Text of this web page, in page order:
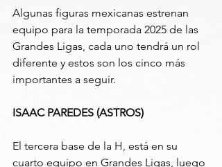
Algunas figuras mexicanas estrenan
equipo para la temporada 2025 de las
Grandes Ligas, cada uno tendrá un rol
diferente y estos son los cinco más
importantes a seguir.
ISAAC PAREDES (ASTROS)
El tercera base de la H, está en su
cuarto equipo en Grandes Ligas, luego